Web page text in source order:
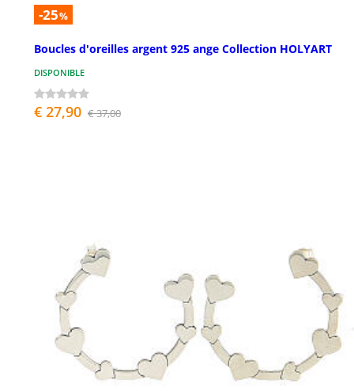
-25%
Boucles d'oreilles argent 925 ange Collection HOLYART
DISPONIBLE
€ 27,90 € 37,00